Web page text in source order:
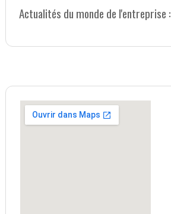
Actualités du monde de l'entreprise :